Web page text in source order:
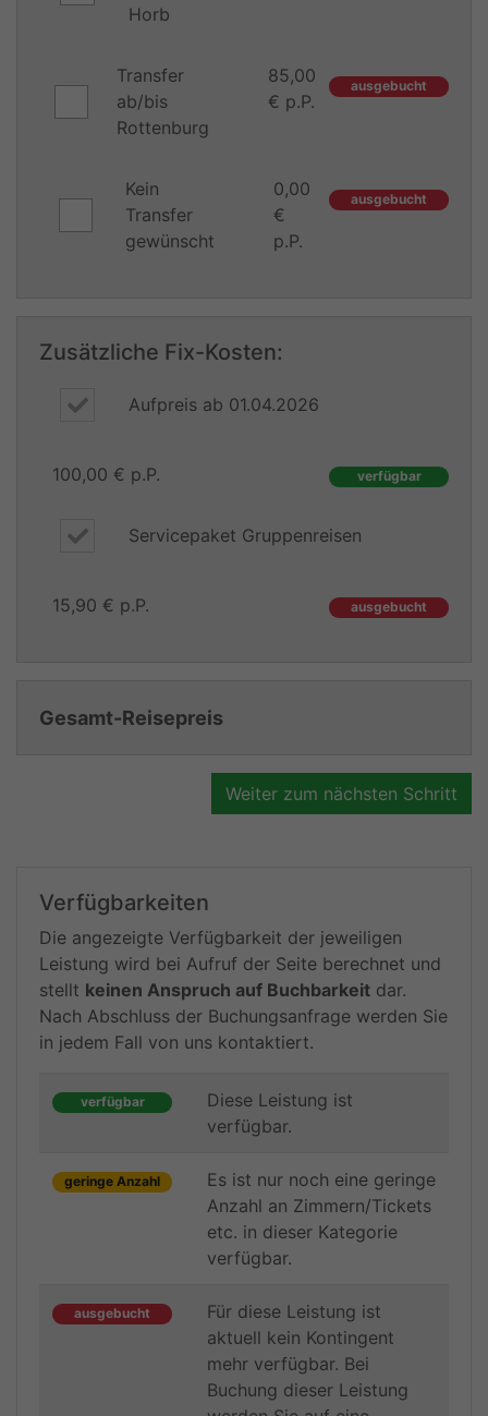
Horb
Transfer
ab/bis
Rottenburg
85,00
€ p.P.
ausgebucht
Kein
Transfer
gewünscht
0,00
€
p.P.
ausgebucht
Zusätzliche Fix-Kosten:
Aufpreis ab 01.04.2026
100,00 € p.P. verfügbar
Servicepaket Gruppenreisen
15,90 € p.P. ausgebucht
Gesamt-Reisepreis
Weiter zum nächsten Schritt
Verfügbarkeiten
Die angezeigte Verfügbarkeit der jeweiligen
Leistung wird bei Aufruf der Seite berechnet und
stellt keinen Anspruch auf Buchbarkeit dar.
Nach Abschluss der Buchungsanfrage werden Sie
in jedem Fall von uns kontaktiert.
verfügbar
Diese Leistung ist
verfügbar.
geringe Anzahl
Es ist nur noch eine geringe
Anzahl an Zimmern/Tickets
etc. in dieser Kategorie
verfügbar.
ausgebucht
Für diese Leistung ist
aktuell kein Kontingent
mehr verfügbar. Bei
Buchung dieser Leistung